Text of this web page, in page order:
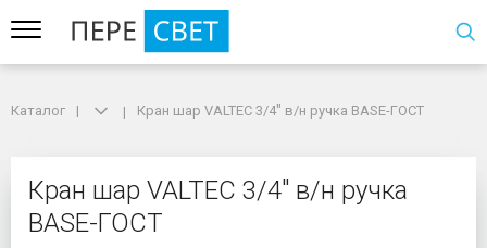
Кран шар VALTEC 3/4" в/н ручка BASE-ГОСТ
Каталог Кран шар VALTEC 3/4" в/н ручка BASE-ГОСТ
Кран шар VALTEC 3/4" в/н ручка
BASE-ГОСТ